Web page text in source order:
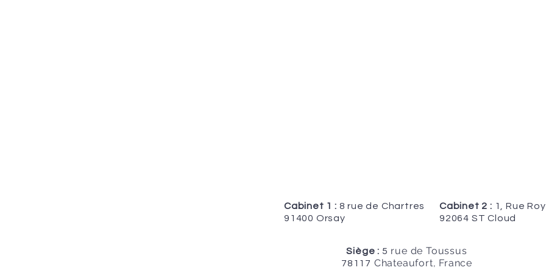
Cabinet 1 : 8 rue de Chartres
91400 Orsay
Cabinet 2 : 1, Rue
92064 ST Cloud
Siège : 5 rue de Toussus
78117 Chateaufort, France